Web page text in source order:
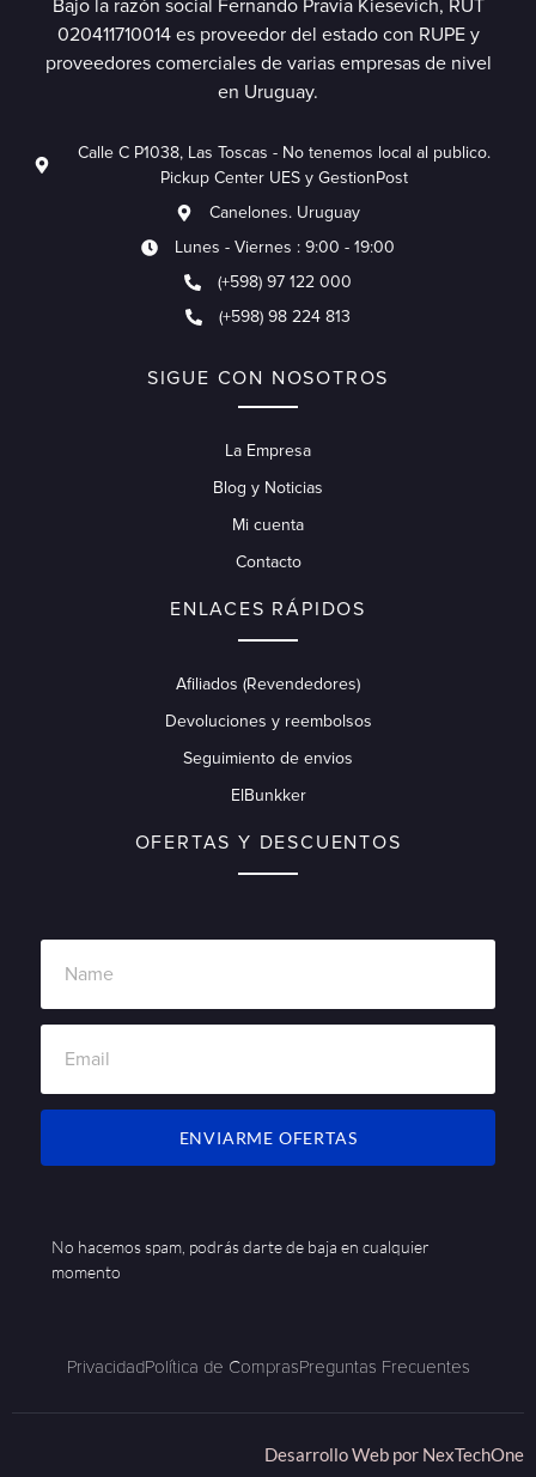
Bajo la razón social Fernando Pravia Kiesevich, RUT
020411710014 es proveedor del estado con RUPE y
proveedores comerciales de varias empresas de nivel
en Uruguay.
Calle C P1038, Las Toscas - No tenemos local al publico.
Pickup Center UES y GestionPost
Canelones. Uruguay
Lunes - Viernes : 9:00 - 19:00
(+598) 97 122 000
(+598) 98 224 813
SIGUE CON NOSOTROS
La Empresa
Blog y Noticias
Mi cuenta
Contacto
ENLACES RÁPIDOS
Afiliados (Revendedores)
Devoluciones y reembolsos
Seguimiento de envios
ElBunkker
OFERTAS Y DESCUENTOS
ENVIARME OFERTAS
No hacemos spam, podrás darte de baja en cualquier
momento
PrivacidadPolítica de ComprasPreguntas Frecuentes
Desarrollo Web por NexTechOne